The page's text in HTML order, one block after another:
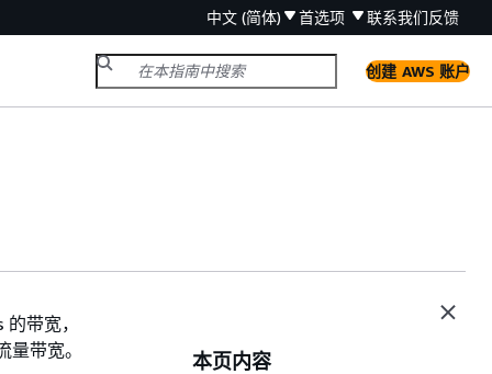
中文 (简体) 首选项 联系我们反馈
创建 AWS 账户
带宽，
带宽。
本页内容